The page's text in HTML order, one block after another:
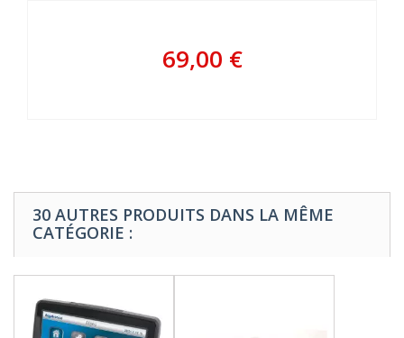
69,00 €
30 AUTRES PRODUITS DANS LA MÊME
CATÉGORIE :